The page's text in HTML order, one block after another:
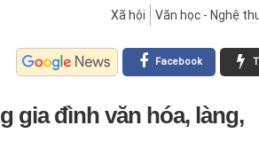
Xã hội Văn học - Nghệ
Facebook
gia đình văn hóa, làng,